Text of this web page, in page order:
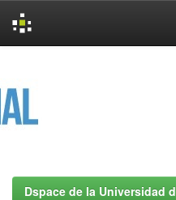
Dspace de la Universidad